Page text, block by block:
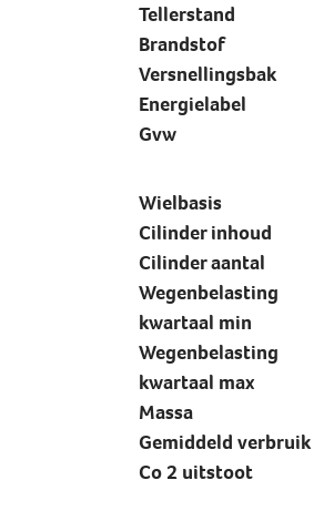
Tellerstand
Brandstof
Versnellingsbak
Energielabel
Gvw
Wielbasis
Cilinder inhoud
Cilinder aantal
Wegenbelasting
kwartaal min
Wegenbelasting
kwartaal max
Massa
Gemiddeld verbruik
Co 2 uitstoot